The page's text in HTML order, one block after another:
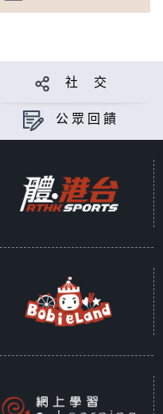
社 交
公眾回饋